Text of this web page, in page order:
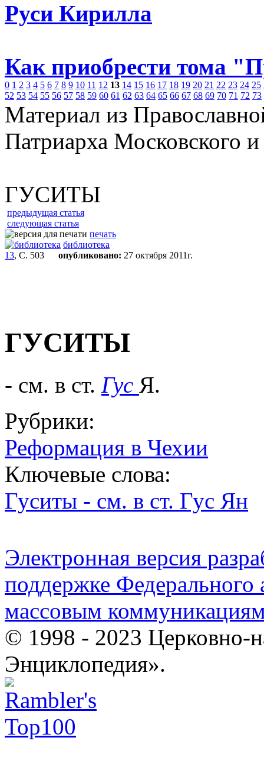
Руси Кирилла
Как приобрести тома
0 1 2 3 4 5 6 7 8 9 10 11 12 13 14 15 16 17 18 19 20 21 22 23 24 25
52 53 54 55 56 57 58 59 60 61 62 63 64 65 66 67 68 69 70 71 72 73
Материал из
Патриарха Московского
ГУСИТЫ
предыдущая статья
следующая статья
печать
библиотека
13, С. 503 опубликовано: 27 октября 2011г.
ГУСИТЫ
- см. в ст. Гус Я.
Рубрики:
Реформация в Чехии
Ключевые слова:
Гуситы - см. в ст. Гус Ян
Электронная версия
поддержке Федерального
массовым
© 1998 - 2023 Церковно-
Энциклопедия».